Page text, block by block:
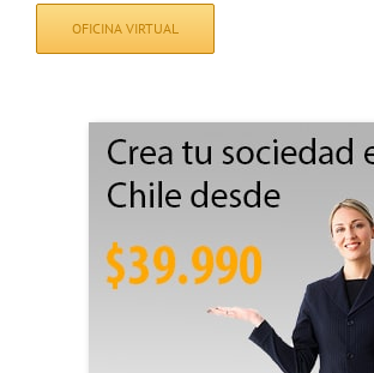
OFICINA VIRTUAL